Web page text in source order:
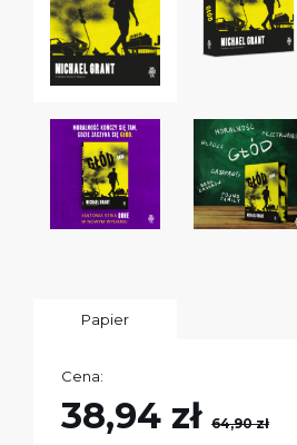
Papier
Cena:
38,94 zł 64,90 zł